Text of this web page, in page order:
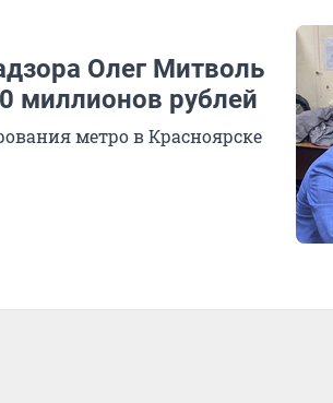
Олег Митволь
миллионов рублей
метро в Красноярске